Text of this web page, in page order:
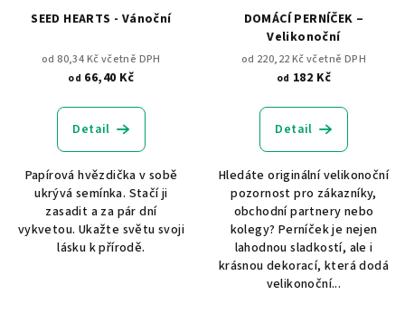
SEED HEARTS - Vánoční
od 80,34 Kč včetně DPH
od 66,40 Kč
Detail
Papírová hvězdička v sobě
ukrývá semínka. Stačí ji
zasadit a za pár dní
vykvetou. Ukažte světu svoji
lásku k přírodě.
DOMÁCÍ PERNÍČEK –
Velikonoční
od 220,22 Kč včetně DPH
od 182 Kč
Detail
Hledáte originální velikonoční
pozornost pro zákazníky,
obchodní partnery nebo
kolegy? Perníček je nejen
lahodnou sladkostí, ale i
krásnou dekorací, která dodá
velikonoční...